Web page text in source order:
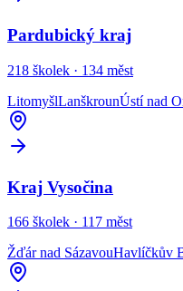
Pardubický kraj
218 školek · 134 měst
LitomyšlLanškrounÚstí nad
Kraj Vysočina
166 školek · 117 měst
Žďár nad SázavouHavlíčkův